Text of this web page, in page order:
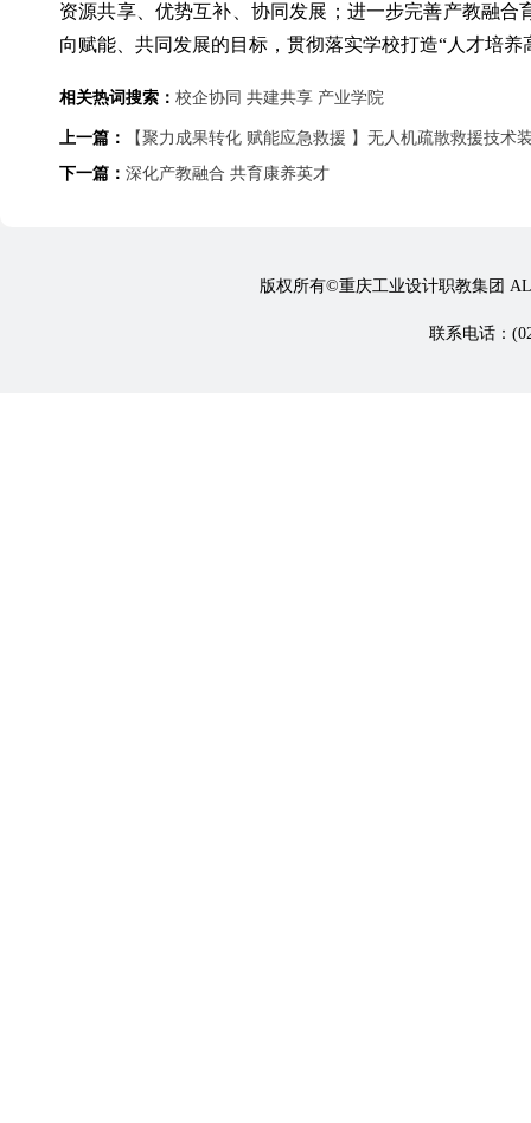
资源共享、优势互补、协同发展；进一步完善产教融
向赋能、共同发展的目标，贯彻落实学校打造“人才培
相关热词搜索： 校企协同 共建共享 产业学院
上一篇：
【聚力成果转化 赋能应急救援 】无人机疏散救援技术
下一篇： 深化产教融合 共育康养英才
版权所有©重庆工业设计职教集团
联系电话：